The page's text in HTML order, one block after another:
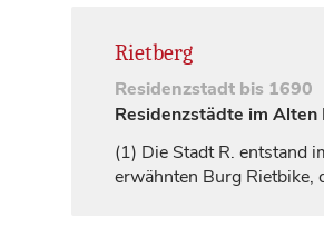
Rietberg
Residenzstadt bis 1690
Residenzstädte im
(1) Die Stadt R. entstand
erwähnten Burg Rietbike,